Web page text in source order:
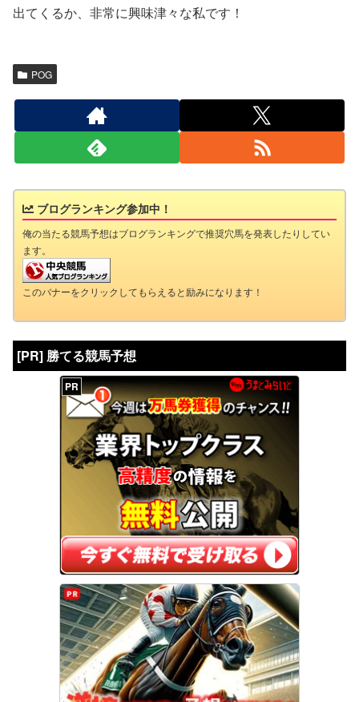
出てくるか、非常に興味津々な私です！
POG
ブログランキング参加中！
俺の当たる競馬予想はブログランキングで推奨穴馬を発表したりしてい
ます。
このバナーをクリックしてもらえると励みになります！
[PR] 勝てる競馬予想